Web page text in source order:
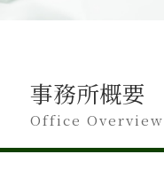
会計監査 タイミン
会計監査 する
会計監査とは
管理会計 とは
管理会計 財務会計
会計コンサルティ
管理会計 手法
企業会計 移行
長野県 会計監査
神奈川県 会計監査
事務所概要
Office Overview